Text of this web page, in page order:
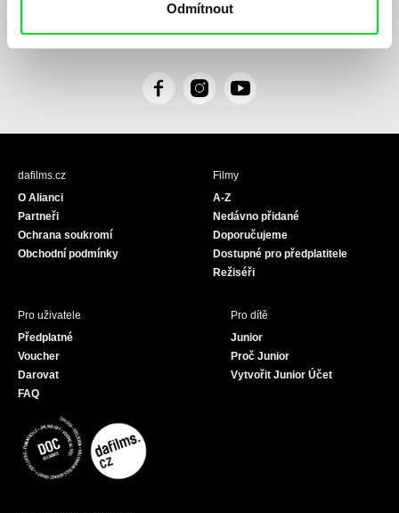
Odmítnout
Zásady zpracování osobních údajů, textu rozumím a souhlasím s ním, přičemž
F
c
I
s
Y
u
dafilms.cz
O Alianci
Partneři
Ochrana soukromí
Obchodní podmínky
Filmy
A-Z
Nedávno přidané
Doporučujeme
Dostupné pro předplatitele
Režiséři
Pro uživatele
Předplatné
Voucher
Darovat
FAQ
Pro dítě
Junior
Proč Junior
Vytvořit Junior Účet